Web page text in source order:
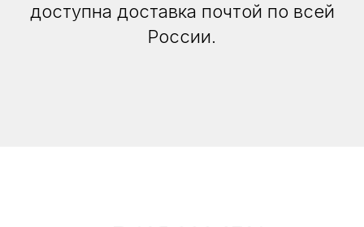
доступна доставка почтой по всей
России.